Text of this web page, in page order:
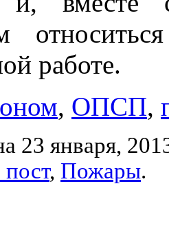
работе.
, ОПСП,
23 января,
, Пожары.